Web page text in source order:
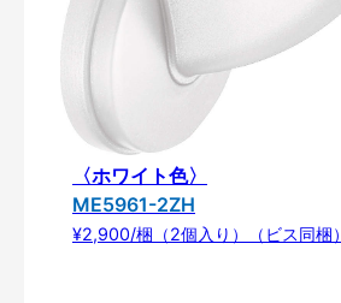
〈ホワイト色〉
ME5961-2ZH
¥2,900/梱（2個入り）（ビス同梱）